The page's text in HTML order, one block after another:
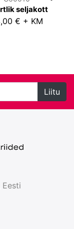
seljakott
€ + KM
Liitu
Eesti